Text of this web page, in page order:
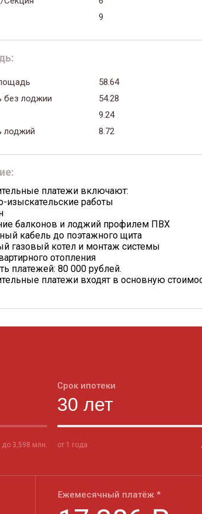
9
58.64
лоджии
54.28
9.24
лоджий
8.72
платежи включают:
изыскательские работы
балконов и лоджий профилем ПВХ
кабель до поэтажного щита
газовый котел и монтаж системы
отопления
платежей: 80 000 рублей.
платежи входят в основную
до 3,598 млн.
Срок ипотеки
от 1 года
Ежемесячный платёж *